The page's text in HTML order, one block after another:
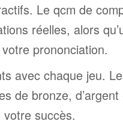
Le qcm de
réelles, alors
prononciation.
avec chaque jeu.
de bronze,
succès.